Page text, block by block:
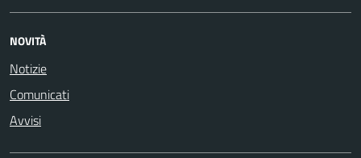
NOVITÀ
Notizie
Comunicati
Avvisi